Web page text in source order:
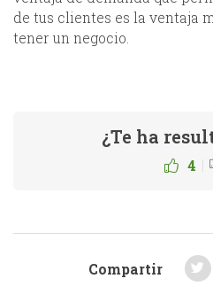
de tus clientes es la ventaja
tener un negocio.
¿Te ha
4 |
Compartir